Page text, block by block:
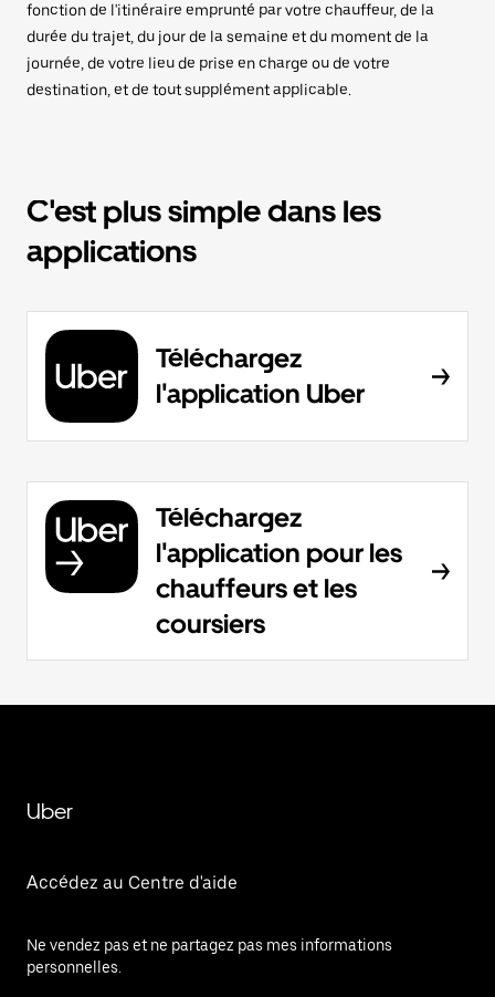
fonction de l'itinéraire emprunté par votre chauffeur, de la
durée du trajet, du jour de la semaine et du moment de la
journée, de votre lieu de prise en charge ou de votre
destination, et de tout supplément applicable.
C'est plus simple dans les
applications
Téléchargez
l'application Uber
Téléchargez
l'application pour les
chauffeurs et les
coursiers
Uber
Accédez au Centre d'aide
Ne vendez pas et ne partagez pas mes informations
personnelles.